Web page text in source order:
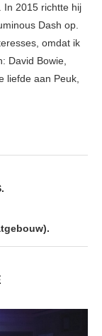
In 2015 richtte hij
Dash op.
omdat ik
David Bowie,
liefde aan Peuk,